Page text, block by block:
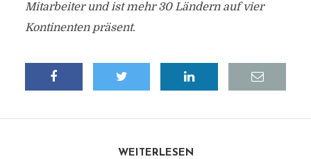
Mitarbeiter und ist mehr 30 Ländern auf vier
Kontinenten präsent.
WEITERLESEN